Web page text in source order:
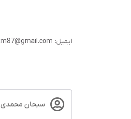
ایمیل: sabzsalam87@gmail.com
سبحان محمدی